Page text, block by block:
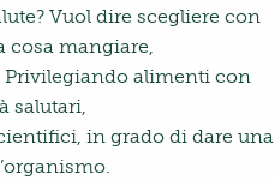
Vuol dire scegliere con
cosa mangiare,
Privilegiando alimenti con
salutari,
in grado di dare una